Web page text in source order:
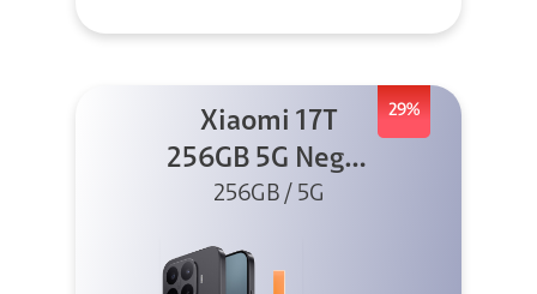
29%
Xiaomi 17T
256GB 5G Negro
+ Sound
256GB / 5G